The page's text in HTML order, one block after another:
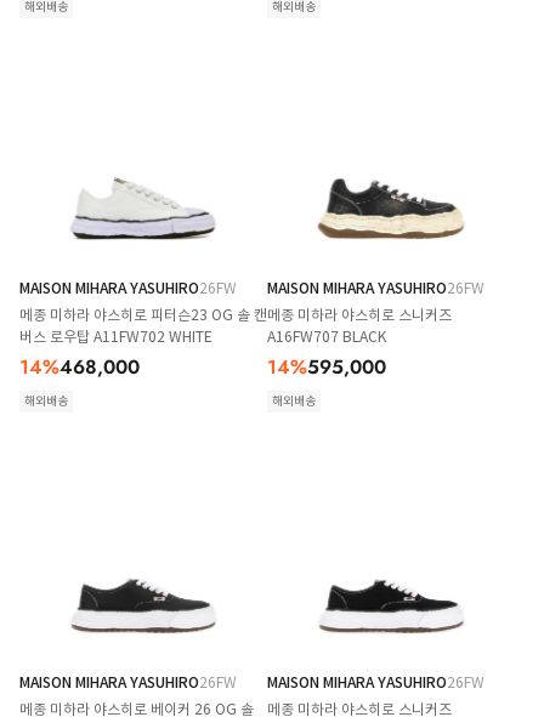
해외배송 해외배송
MAISON MIHARA YASUHIRO26FW
메종 미하라 야스히로 피터슨23 OG 솔 캔
버스 로우탑 A11FW702 WHITE
14%468,000
해외배송
MAISON MIHARA YASUHIRO26FW
메종 미하라 야스히로 스니커즈
A16FW707 BLACK
14%595,000
해외배송
MAISON MIHARA YASUHIRO26FW
메종 미하라 야스히로 베이커 26 OG 솔
MAISON MIHARA YASUHIRO26FW
메종 미하라 야스히로 스니커즈